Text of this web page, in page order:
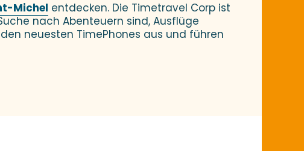
Michel entdecken. Die Timetravel Corp ist
nach Abenteuern sind, Ausflüge
neuesten TimePhones aus und führen